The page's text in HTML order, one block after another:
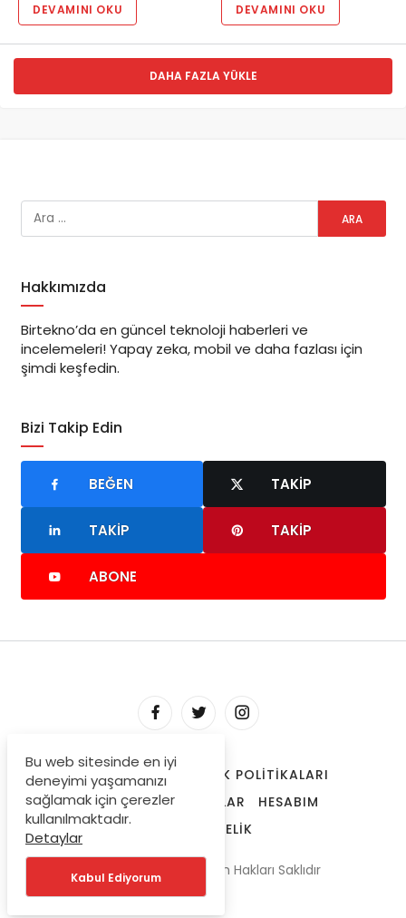
DEVAMINI OKU DEVAMINI OKU
DAHA FAZLA YÜKLE
Hakkımızda
Birtekno’da en güncel teknoloji haberleri ve
incelemeleri! Yapay zeka, mobil ve daha fazlası için
şimdi keşfedin.
Bizi Takip Edin
BEĞEN TAKIP
TAKIP TAKIP
ABONE
HAKKIMIZDA
GIZLILIK POLITIKALARI
TRENDLERDEKI YAZILAR
HESABIM
ONAYLI ÜYELIK
© Copyright 2025 Tüm Hakları Saklıdır
Bu web sitesinde en iyi
deneyimi yaşamanızı
sağlamak için çerezler
kullanılmaktadır.
Detaylar
Kabul Ediyorum